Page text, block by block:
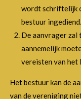
wordt schriftelijk
bestuur ingediend.
De aanvrager zal
aannemelijk
vereisten van het
Het bestuur kan de
van de vereniging